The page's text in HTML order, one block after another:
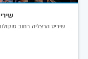
שיריס הרצליה רחוב